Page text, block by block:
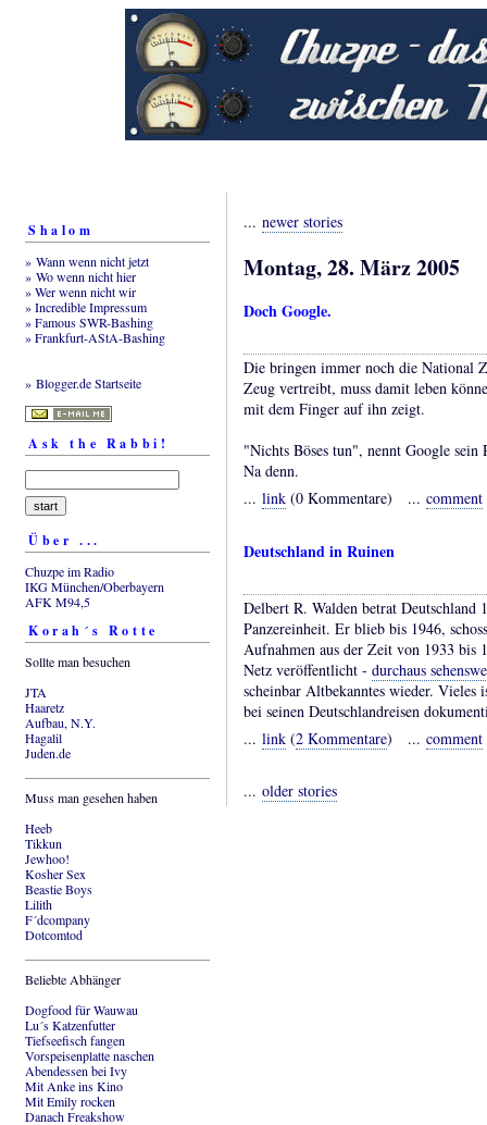
Shalom
» Wann wenn nicht jetzt
» Wo wenn nicht hier
» Wer wenn nicht wir
» Incredible Impressum
» Famous SWR-Bashing
» Frankfurt-AStA-Bashing
» Blogger.de Startseite
Ask the Rabbi!
Über ...
Chuzpe im Radio
IKG München/Oberbayern
AFK M94,5
Korah´s Rotte
Sollte man besuchen
JTA
Haaretz
Aufbau, N.Y.
Hagalil
Juden.de
Muss man gesehen haben
Heeb
Tikkun
Jewhoo!
Kosher Sex
Beastie Boys
Lilith
F´dcompany
Dotcomtod
Beliebte Abhänger
Dogfood für Wauwau
Lu´s Katzenfutter
Tiefseefisch fangen
Vorspeisenplatte naschen
Abendessen bei Ivy
Mit Anke ins Kino
Mit Emily rocken
Danach Freakshow
... newer stories
Montag, 28. März 2005
Doch Google.
Die bringen immer noch die National
Zeug vertreibt, muss damit leben
mit dem Finger auf ihn zeigt.
"Nichts Böses tun", nennt Google sein
Na denn.
... link (0 Kommentare) ... comment
Deutschland in Ruinen
Delbert R. Walden betrat
Panzereinheit. Er blieb bis 1946,
Aufnahmen aus der Zeit von 1933 bis
Netz veröffentlicht - durchaus
scheinbar Altbekanntes wieder. Vieles
bei seinen Deutschlandreisen
... link (2 Kommentare) ... comment
... older stories